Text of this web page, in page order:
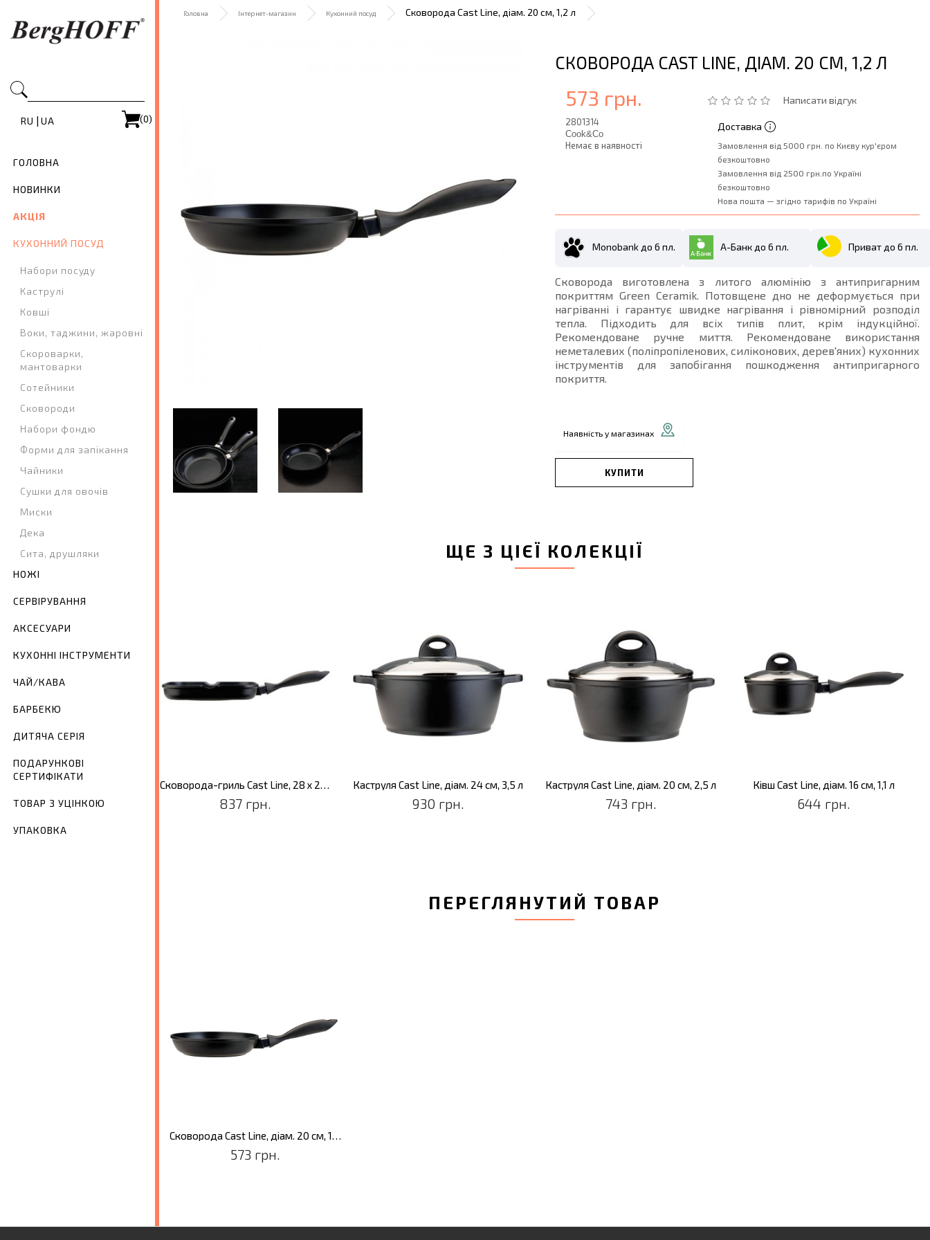
RU | UA (0)
ГОЛОВНА
НОВИНКИ
АКЦІЯ
КУХОННИЙ ПОСУД
Набори посуду
Каструлі
Ковші
Воки, таджини, жаровні
Скороварки,
мантоварки
Сотейники
Сковороди
Набори фондю
Форми для запікання
Чайники
Сушки для овочів
Миски
Дека
Сита, друшляки
НОЖІ
СЕРВІРУВАННЯ
АКСЕСУАРИ
КУХОННІ ІНСТРУМЕНТИ
ЧАЙ/КАВА
БАРБЕКЮ
ДИТЯЧА СЕРІЯ
ПОДАРУНКОВІ
СЕРТИФІКАТИ
ТОВАР З УЦІНКОЮ
УПАКОВКА
Головна Інтернет-магазин Кухонний посуд Сковорода Cast Line, діам. 20 см, 1,2 л
СКОВОРОДА CAST LINE, ДІАМ. 20 СМ, 1,2 Л
Написати відгук
573 грн.
2801314
Cook&Co
Немає в наявності
Доставка
Замовлення від 5000 грн. по Києву кур'єром
безкоштовно
Замовлення від 2500 грн.по Україні
безкоштовно
Нова пошта — згідно тарифів по Україні
Monobank до 6 пл. А-Банк до 6 пл. Приват до 6 пл.
Сковорода виготовлена з литого алюмінію з антипригарним
покриттям Green Ceramik. Потовщене дно не деформується при
нагріванні і гарантує швидке нагрівання і рівномірний розподіл
тепла. Підходить для всіх типів плит, крім індукційної.
Рекомендоване ручне миття. Рекомендоване використання
неметалевих (поліпропіленових, силіконових, дерев'яних) кухонних
інструментів для запобігання пошкодження антипригарного
покриття.
Наявність у магазинах
КУПИТИ
ЩЕ З ЦІЄЇ КОЛЕКЦІЇ
573 грн. 837 грн.
Каструля Cast Line, діам. 24 см, 3,5 л
930 грн.
Каструля Cast Line, діам. 20 см, 2,5 л
743 грн.
Ківш Cast Line, діам. 16 см, 1,1 л
644 грн.
ПЕРЕГЛЯНУТИЙ ТОВАР
Сковорода Cast Line, діам. 20 см, 1,2 л
573 грн.